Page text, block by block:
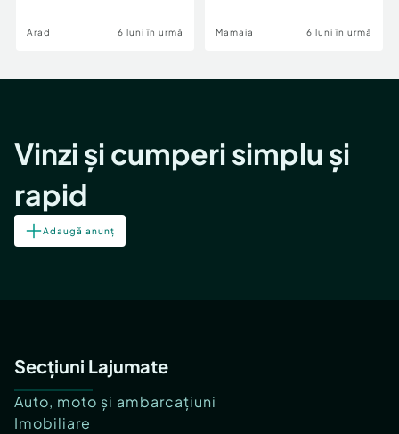
Arad 6 luni în urmă Mamaia 6 luni în urmă
Vinzi și cumperi simplu și
rapid
Adaugă anunț
Secțiuni Lajumate
Auto, moto și ambarcațiuni
Imobiliare